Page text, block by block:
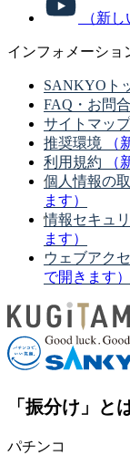
（新
インフォメーショ
SANKYOト
FAQ・お問
サイトマップ
推奨環境
（
利用規約
（
個人情報の
ます）
情報セキュ
ます）
ウェブアク
で開きます）
「振分け」と
パチンコ